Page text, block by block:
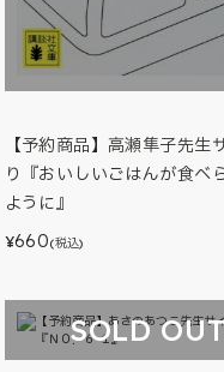
【予約商品】高瀬隼子先生
り『おいしいごはんが食べ
ように』
¥660(税込)
SOLD